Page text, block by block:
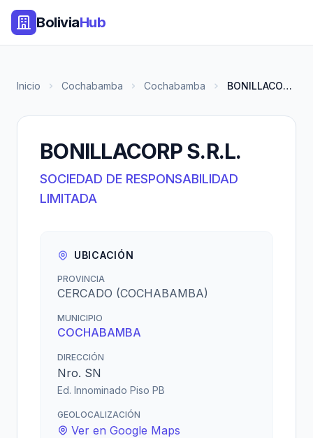
BoliviaHub
Inicio Cochabamba Cochabamba BONILLACORP S.R.L.
BONILLACORP S.R.L.
SOCIEDAD DE RESPONSABILIDAD
LIMITADA
UBICACIÓN
PROVINCIA
CERCADO (COCHABAMBA)
MUNICIPIO
COCHABAMBA
DIRECCIÓN
Nro. SN
Ed. Innominado Piso PB
GEOLOCALIZACIÓN
Ver en Google Maps